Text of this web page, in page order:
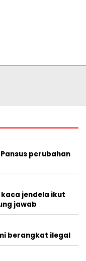
perubahan
jendela ikut
jawab
berangkat ilegal